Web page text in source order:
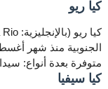
كيا ريو
متوفرة بعدة أنواع:
كيا سيفيا